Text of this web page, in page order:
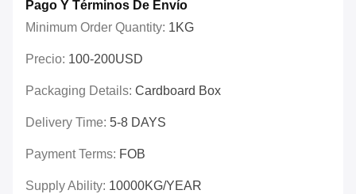
Pago Y Términos De Envío
Minimum Order Quantity: 1KG
Precio: 100-200USD
Packaging Details: Cardboard Box
Delivery Time: 5-8 DAYS
Payment Terms: FOB
Supply Ability: 10000KG/YEAR